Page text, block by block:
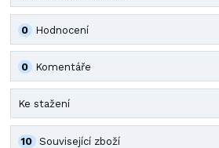
Hodnocení
0
Komentáře
0
Ke stažení
Související zboží
10